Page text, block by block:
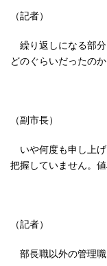
（記者）
繰り返しになる部
どのぐらいだったのか
（副市長）
いや何度も申し上
把握していません。
（記者）
部長職以外の管理職